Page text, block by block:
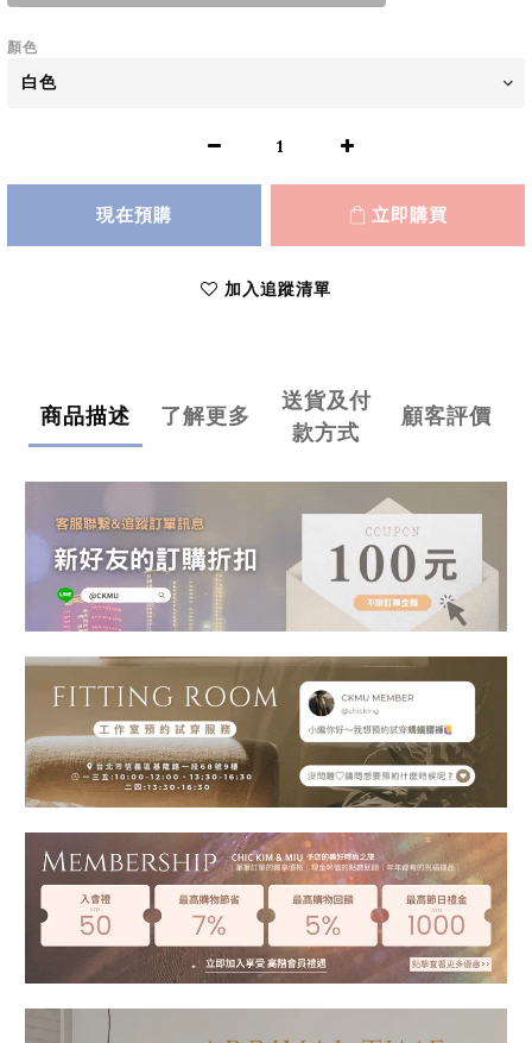
顏色
現在預購 立即購買
加入追蹤清單
商品描述 了解更多
送貨及付
款方式
顧客評價